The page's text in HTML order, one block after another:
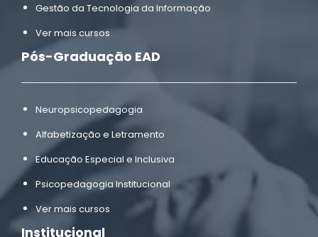
Gestão da Tecnologia da Informação
Ver mais cursos
Pós-Graduação EAD
Neuropsicopedagogia
Alfabetização e Letramento
Educação Especial e Inclusiva
Psicopedagogia Institucional
Ver mais cursos
Institucional